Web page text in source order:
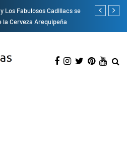
Cadillacs se
Arequipeña
Empresas